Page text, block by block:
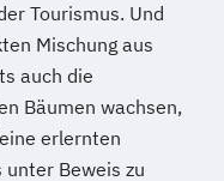
Tourismus. Und
Mischung aus
auch die
Bäumen wachsen,
erlernten
Beweis zu